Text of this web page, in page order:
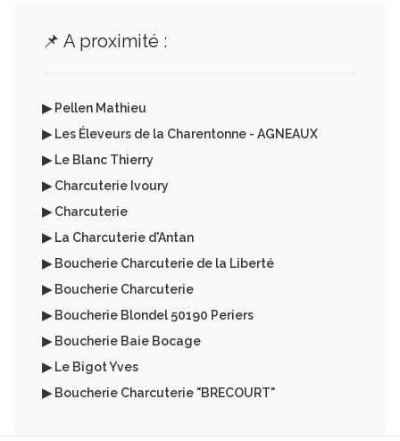
📌 A proximité :
▶ Pellen Mathieu
▶ Les Éleveurs de la Charentonne - AGNEAUX
▶ Le Blanc Thierry
▶ Charcuterie Ivoury
▶ Charcuterie
▶ La Charcuterie d'Antan
▶ Boucherie Charcuterie de la Liberté
▶ Boucherie Charcuterie
▶ Boucherie Blondel 50190 Periers
▶ Boucherie Baie Bocage
▶ Le Bigot Yves
▶ Boucherie Charcuterie "BRECOURT"